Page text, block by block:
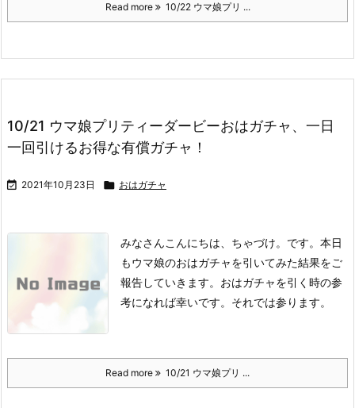
Read more 10/22 ウマ娘プリ ...
10/21 ウマ娘プリティーダービーおはガチャ、一日
一回引けるお得な有償ガチャ！
 2021年10月23日  おはガチャ
みなさんこんにちは、ちゃづけ。です。 本日
もウマ娘のおはガチャを引いてみた結果をご
報告していきます。 おはガチャを引く時の参
考になれば幸いです。 それでは参ります。
Read more 10/21 ウマ娘プリ ...